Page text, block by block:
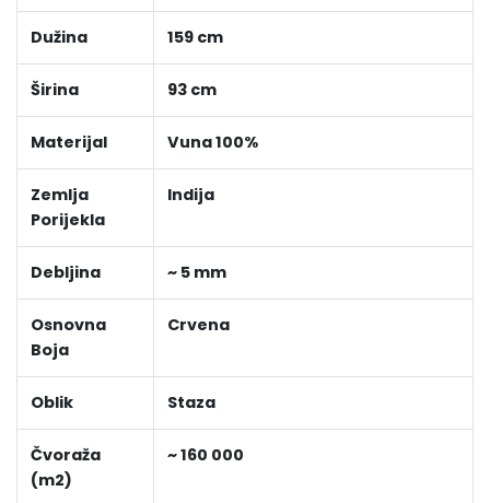
Dužina 159 cm
Širina 93 cm
Materijal Vuna 100%
Zemlja
Porijekla
Indija
Debljina ~ 5 mm
Osnovna
Boja
Crvena
Oblik Staza
Čvoraža
(m2)
~ 160 000